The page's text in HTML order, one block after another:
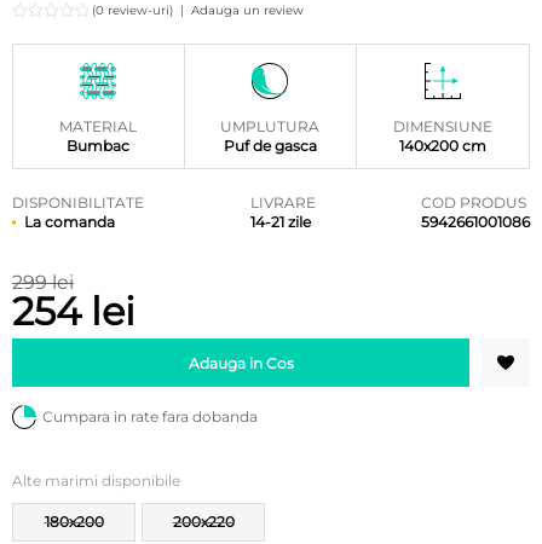
(0 review-uri) | Adauga un review
MATERIAL
Bumbac
UMPLUTURA
Puf de gasca
DIMENSIUNE
140x200 cm
DISPONIBILITATE
La comanda
LIVRARE
14-21 zile
COD PRODUS
5942661001086
299 lei
254 lei
Adauga in Cos
Cumpara in rate fara dobanda
Alte marimi disponibile
180x200 200x220